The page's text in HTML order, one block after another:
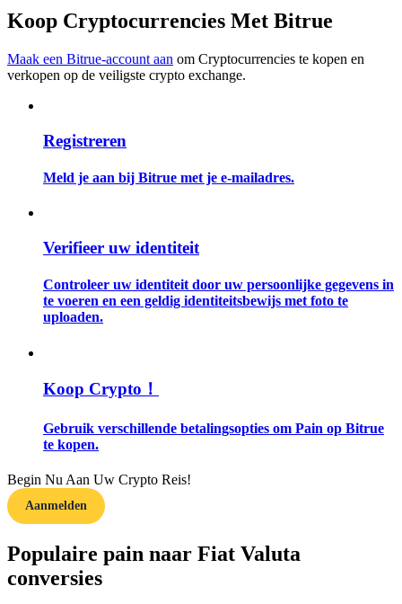
Informatie
Big data-analyse inclusief handelsinformatie, enz.
Gids
Handelsstrategieën
Leer hoe u winstgevend kunt blijven
Koop Cryptocurrencies Met Bitrue
Maak een Bitrue-account aan om Cryptocurrencies te kopen en
verkopen op de veiligste crypto exchange.
Registreren
Meld je aan bij Bitrue met je e-mailadres.
Verifieer uw identiteit
Controleer uw identiteit door uw persoonlijke gegevens in
te voeren en een geldig identiteitsbewijs met foto te
uploaden.
Koop Crypto！
Gebruik verschillende betalingsopties om Pain op Bitrue
te kopen.
Begin Nu Aan Uw Crypto Reis!
Aanmelden
Populaire pain naar Fiat Valuta
conversies